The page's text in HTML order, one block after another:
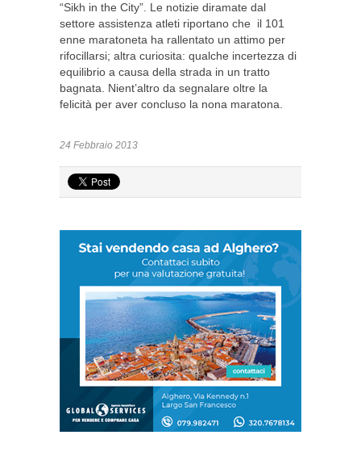
“Sikh in the City”. Le notizie diramate dal
settore assistenza atleti riportano che il 101
enne maratoneta ha rallentato un attimo per
rifocillarsi; altra curiosita: qualche incertezza di
equilibrio a causa della strada in un tratto
bagnata. Nient’altro da segnalare oltre la
felicità per aver concluso la nona maratona.
24 Febbraio 2013